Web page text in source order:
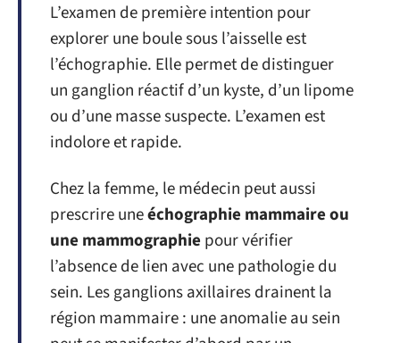
L’examen de première intention pour
explorer une boule sous l’aisselle est
l’échographie. Elle permet de distinguer
un ganglion réactif d’un kyste, d’un lipome
ou d’une masse suspecte. L’examen est
indolore et rapide.
Chez la femme, le médecin peut aussi
prescrire uneéchographie mammaire ou
une mammographie pour vérifier
l’absence de lien avec une pathologie du
sein. Les ganglions axillaires drainent la
région mammaire : une anomalie au sein